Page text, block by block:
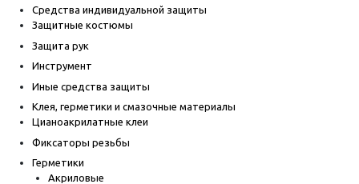
Средства индивидуальной защиты
Защитные костюмы
Защита рук
Инструмент
Иные средства защиты
Клея, герметики и смазочные материалы
Цианоакрилатные клеи
Фиксаторы резьбы
Герметики
Акриловые